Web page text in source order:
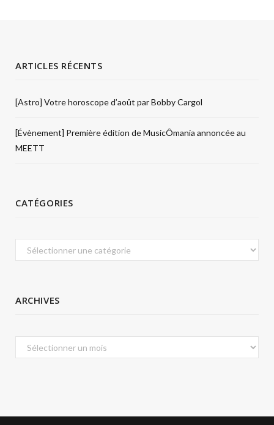
ARTICLES RÉCENTS
[Astro] Votre horoscope d’août par Bobby Cargol
[Évènement] Première édition de MusicÔmania annoncée au
MEETT
CATÉGORIES
Catégories
ARCHIVES
Archives